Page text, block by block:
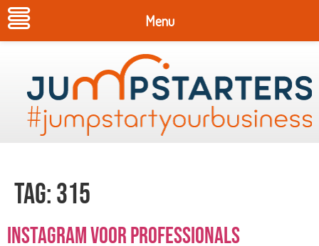
Tag:315
Instagram voor professionals
Menu